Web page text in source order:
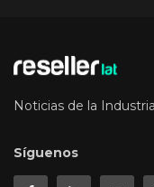
Noticias de la
Síguenos